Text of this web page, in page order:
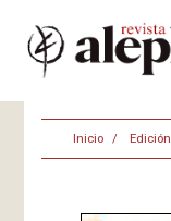
Inicio Edición